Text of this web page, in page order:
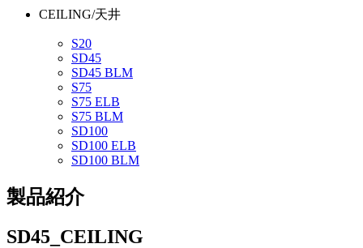
CEILING/天井
S20
SD45
SD45 BLM
S75
S75 ELB
S75 BLM
SD100
SD100 ELB
SD100 BLM
製品紹介
SD45_CEILING